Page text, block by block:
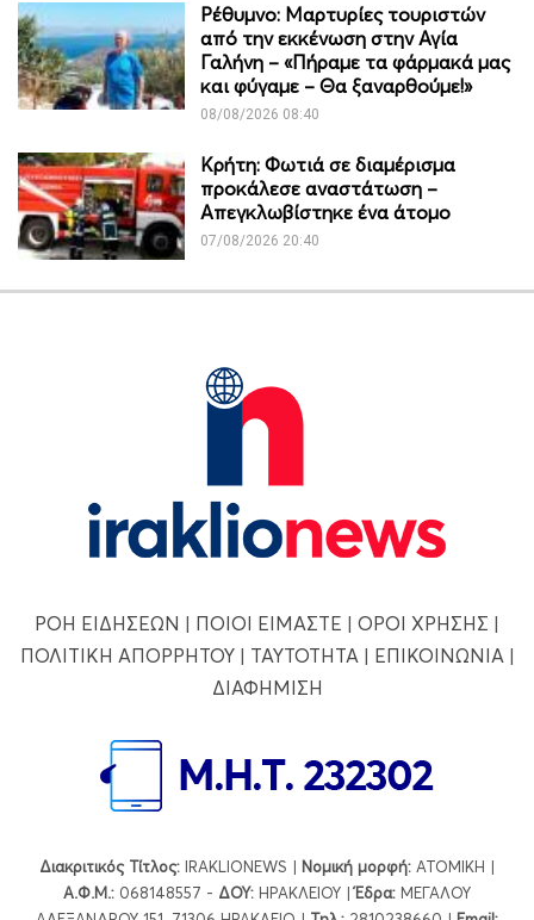
Ρέθυμνο: Μαρτυρίες τουριστών
από την εκκένωση στην Αγία
Γαλήνη – «Πήραμε τα φάρμακά μας
και φύγαμε – Θα ξαναρθούμε!»
08/08/2026 08:40
Κρήτη: Φωτιά σε διαμέρισμα
προκάλεσε αναστάτωση –
Απεγκλωβίστηκε ένα άτομο
07/08/2026 20:40
ΡΟΗ ΕΙΔΗΣΕΩΝ | ΠΟΙΟΙ ΕΙΜΑΣΤΕ | ΟΡΟΙ ΧΡΗΣΗΣ |
ΠΟΛΙΤΙΚΗ ΑΠΟΡΡΗΤΟΥ| ΤΑΥΤΟΤΗΤΑ | ΕΠΙΚΟΙΝΩΝΙΑ |
ΔΙΑΦΗΜΙΣΗ
Διακριτικός Τίτλος: IRAKLIONEWS | Νομική μορφή: ΑΤΟΜΙΚΗ |
Α.Φ.Μ.: 068148557 - ΔΟΥ: ΗΡΑΚΛΕΙΟΥ |Έδρα: ΜΕΓΑΛΟΥ